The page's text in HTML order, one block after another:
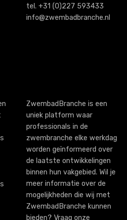
tel. +31 (0)227 593433
info@zwembadbranche.nl
ZwembadBranche is een
uniek platform waar
professionals in de
zwembranche elke werkdag
worden geïnformeerd over
de laatste ontwikkelingen
binnen hun vakgebied. Wil je
meer informatie over de
mogelijkheden die wij met
ZwembadBranche kunnen
bieden? Vraag onze